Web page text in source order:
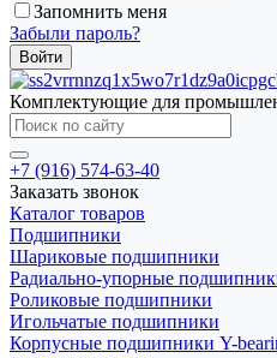
Запомнить меня
Забыли пароль?
Комплектующие для
+7 (916) 574-63-40
Заказать звонок
Каталог товаров
Подшипники
Шариковые подшипники
Радиально-упорные
Роликовые подшипники
Игольчатые подшипники
Корпусные подшипники Y-